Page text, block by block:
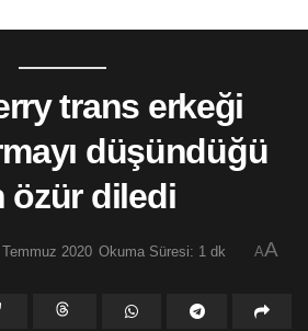
trans erkeği
düşündüğü
özür diledi
2020 Okuma Süresi: 1 dk AA